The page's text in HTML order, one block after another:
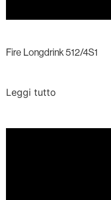
Fire Longdrink 512/4S1
Leggi tutto